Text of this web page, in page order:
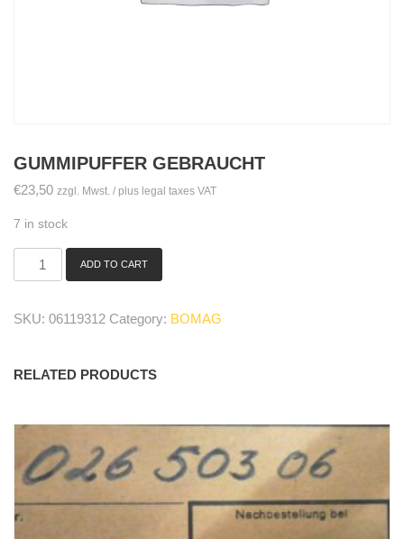
GUMMIPUFFER GEBRAUCHT
€23,50 zzgl. Mwst. / plus legal taxes VAT
7 in stock
Gummipuffer
ADD TO CART
SKU: 06119312 Category: BOMAG
RELATED PRODUCTS